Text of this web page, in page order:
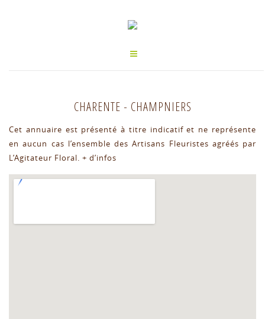
CHARENTE - CHAMPNIERS
Cet annuaire est présenté à titre indicatif et ne représente
en aucun cas l’ensemble des Artisans Fleuristes agréés par
L’Agitateur Floral. + d’infos